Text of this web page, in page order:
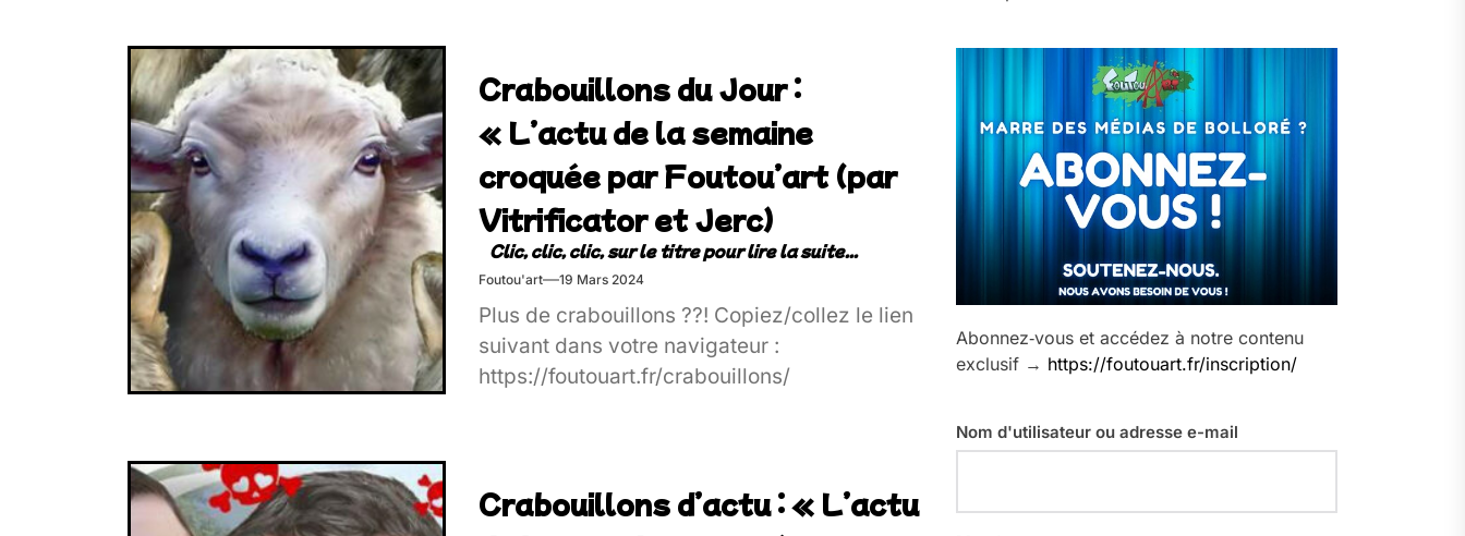
Crabouillons du Jour :
« L’actu de la semaine
croquée par Foutou’art (par
Vitrificator et Jerc)
Foutou'art 19 Mars 2024
Plus de crabouillons ??! Copiez/collez le lien
suivant dans votre navigateur :
https://foutouart.fr/crabouillons/
Crabouillons d’actu : « L’actu
Abonnez‑vous et accédez à notre contenu
exclusif → https://foutouart.fr/inscription/
Nom d'utilisateur ou adresse e-mail